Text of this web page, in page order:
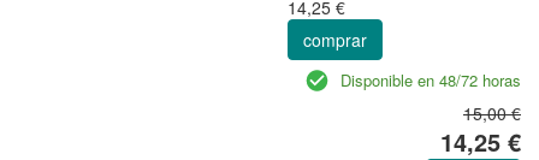
14,25 €
comprar
Disponible en 48/72 horas
15,00 €
14,25 €